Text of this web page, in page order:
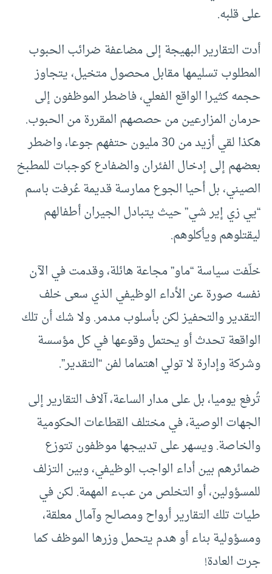
على قلبه.
أدت التقارير البهيجة إلى مضاعفة ضرائب الحبوب
المطلوب تسليمها مقابل محصول متخيل، يتجاوز
حجمه كثيرا الواقع الفعلي، فاضطر الموظفون إلى
حرمان المزارعين من حصصهم المقررة من الحبوب.
هكذا لقي أزيد من 30 مليون حتفهم جوعا، واضطر
بعضهم إلى إدخال الفئران والضفادع كوجبات للمطبخ
الصيني، بل أحيا الجوع ممارسة قديمة عُرفت باسم
“يي زي إير شي” حيث يتبادل الجيران أطفالهم
ليقتلوهم ويأكلوهم.
خلّفت سياسة “ماو” مجاعة هائلة، وقدمت في الآن
نفسه صورة عن الأداء الوظيفي الذي سعى خلف
التقدير والتحفيز لكن بأسلوب مدمر. ولا شك أن تلك
الواقعة تحدث أو يحتمل وقوعها في كل مؤسسة
وشركة وإدارة لا تولي اهتماما لفن “التقدير”.
تُرفع يوميا، بل على مدار الساعة، آلاف التقارير إلى
الجهات الوصية، في مختلف القطاعات الحكومية
والخاصة. ويسهر على تدبيجها موظفون تتوزع
ضمائرهم بين أداء الواجب الوظيفي، وبين التزلف
للمسؤولين، أو التخلص من عبء المهمة. لكن في
طيات تلك التقارير أرواح ومصالح وآمال معلقة،
ومسؤولية بناء أو هدم يتحمل وزرها الموظف كما
جرت العادة!